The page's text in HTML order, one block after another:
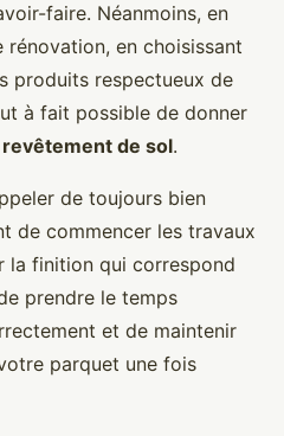
faire. Néanmoins, en
en choisissant
produits respectueux de
à fait possible de donner
revêtement de sol.
de toujours bien
de commencer les travaux
la finition qui correspond
prendre le temps
et de maintenir
parquet une fois